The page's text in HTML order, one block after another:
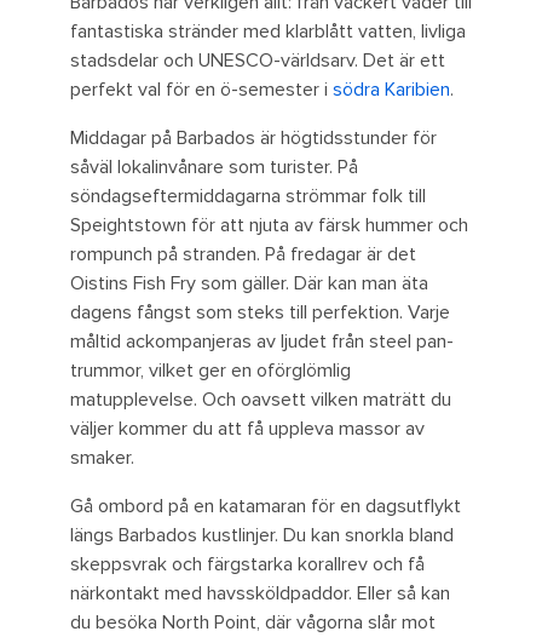
fantastiska stränder med klarblått vatten, livliga
stadsdelar och UNESCO-världsarv. Det är ett
perfekt val för en ö-semester i södra Karibien.
Middagar på Barbados är högtidsstunder för
såväl lokalinvånare som turister. På
söndagseftermiddagarna strömmar folk till
Speightstown för att njuta av färsk hummer och
rompunch på stranden. På fredagar är det
Oistins Fish Fry som gäller. Där kan man äta
dagens fångst som steks till perfektion. Varje
måltid ackompanjeras av ljudet från steel pan-
trummor, vilket ger en oförglömlig
matupplevelse. Och oavsett vilken maträtt du
väljer kommer du att få uppleva massor av
smaker.
Gå ombord på en katamaran för en dagsutflykt
längs Barbados kustlinjer. Du kan snorkla bland
skeppsvrak och färgstarka korallrev och få
närkontakt med havssköldpaddor. Eller så kan
du besöka North Point, där vågorna slår mot